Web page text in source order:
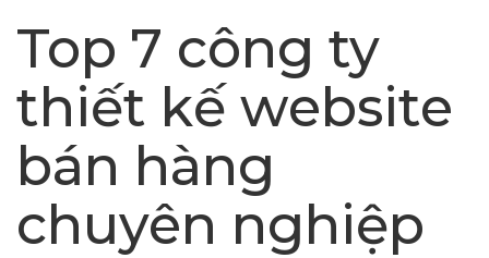
Top 7 công ty
thiết kế website
bán hàng
chuyên nghiệp